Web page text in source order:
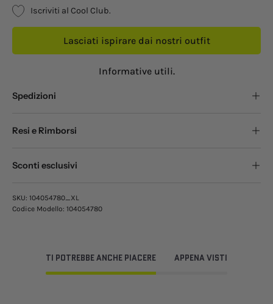
Iscriviti al Cool Club.
Lasciati ispirare dai nostri outfit
Informative utili.
Spedizioni
Resi e Rimborsi
Sconti esclusivi
SKU: 104054780_XL
Codice Modello: 104054780
TI POTREBBE ANCHE PIACERE APPENA VISTI